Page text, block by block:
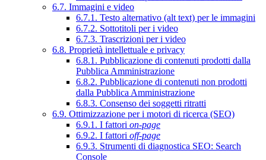
6.7. Immagini e video
6.7.1. Testo alternativo (alt text) per le immagini
6.7.2. Sottotitoli per i video
6.7.3. Trascrizioni per i video
6.8. Proprietà intellettuale e privacy
6.8.1. Pubblicazione di contenuti prodotti dalla
Pubblica Amministrazione
6.8.2. Pubblicazione di contenuti non prodotti
dalla Pubblica Amministrazione
6.8.3. Consenso dei soggetti ritratti
6.9. Ottimizzazione per i motori di ricerca (SEO)
6.9.1. I fattori on-page
6.9.2. I fattori off-page
6.9.3. Strumenti di diagnostica SEO: Search
Console